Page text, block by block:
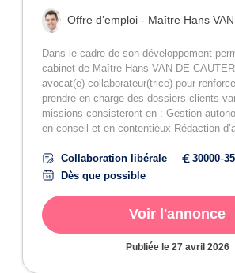
Offre d’emploi - Maître Hans
Dans le cadre de son développement
cabinet de Maître Hans VAN DE
avocat(e) collaborateur(trice) pour
prendre en charge des dossiers clients
missions consisteront en : Gestion
en conseil et en contentieux Rédaction
juridictions Participation aux rendez-vous
Contribution au développement du cabinet
Collaboration libérale 30000-
Dès que possible
Voir l'annonce
Publiée le27 avril 2026